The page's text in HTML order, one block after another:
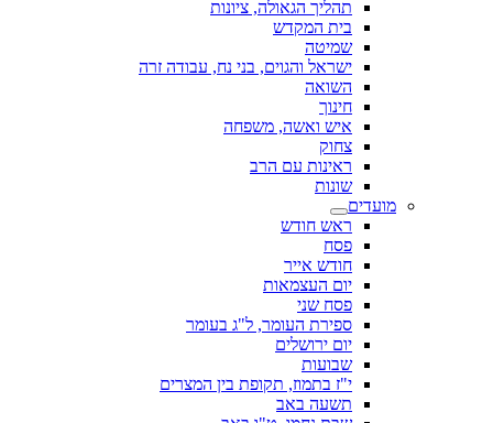
תהליך הגאולה, ציונות
בית המקדש
שמיטה
ישראל והגוים, בני נח, עבודה זרה
השואה
חינוך
איש ואשה, משפחה
צחוק
ראינות עם הרב
שונות
מועדים
ראש חודש
פסח
חודש אייר
יום העצמאות
פסח שני
ספירת העומר, ל"ג בעומר
יום ירושלים
שבועות
י"ז בתמוז, תקופת בין המצרים
תשעה באב